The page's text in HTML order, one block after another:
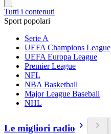
Tutti i contenuti
Sport popolari
Serie A
UEFA Champions League
UEFA Europa League
Premier League
NFL
NBA Basketball
Major League Baseball
NHL
Le migliori radio